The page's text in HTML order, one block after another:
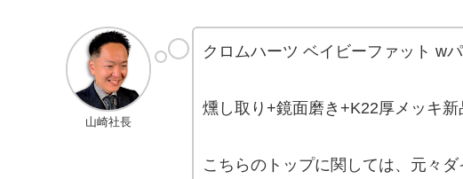
山崎社長
クロムハーツ ベイビーファット w
燻し取り+鏡面磨き+K22厚メッキ新
こちらのトップに関しては、元々